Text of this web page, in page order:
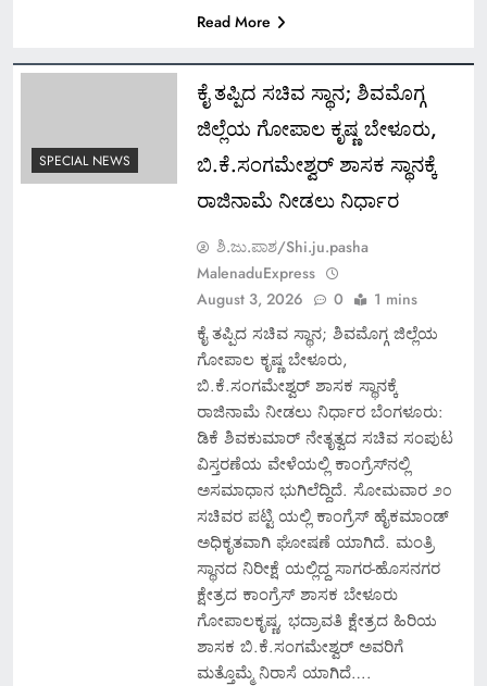
Read More
SPECIAL NEWS
ಕೈ ತಪ್ಪಿದ ಸಚಿವ ಸ್ಥಾನ; ಶಿವಮೊಗ್ಗ
ಜಿಲ್ಲೆಯ ಗೋಪಾಲ ಕೃಷ್ಣ ಬೇಳೂರು,
ಬಿ.ಕೆ.ಸಂಗಮೇಶ್ವರ್ ಶಾಸಕ ಸ್ಥಾನಕ್ಕೆ
ರಾಜಿನಾಮೆ ನೀಡಲು ನಿರ್ಧಾರ
ಶಿ.ಜು.ಪಾಶ/Shi.ju.pasha
MalenaduExpress
August 3, 2026
0 1 mins
ಕೈ ತಪ್ಪಿದ ಸಚಿವ ಸ್ಥಾನ; ಶಿವಮೊಗ್ಗ ಜಿಲ್ಲೆಯ
ಗೋಪಾಲ ಕೃಷ್ಣ ಬೇಳೂರು,
ಬಿ.ಕೆ.ಸಂಗಮೇಶ್ವರ್ ಶಾಸಕ ಸ್ಥಾನಕ್ಕೆ
ರಾಜಿನಾಮೆ ನೀಡಲು ನಿರ್ಧಾರ ಬೆಂಗಳೂರು:
ಡಿಕೆ ಶಿವಕುಮಾರ್ ನೇತೃತ್ವದ ಸಚಿವ ಸಂಪುಟ
ವಿಸ್ತರಣೆಯ ವೇಳೆಯಲ್ಲಿ ಕಾಂಗ್ರೆಸ್‌ನಲ್ಲಿ
ಅಸಮಾಧಾನ ಭುಗಿಲೆದ್ದಿದೆ. ಸೋಮವಾರ ೨೦
ಸಚಿವರ ಪಟ್ಟಿ ಯಲ್ಲಿ ಕಾಂಗ್ರೆಸ್ ಹೈಕಮಾಂಡ್
ಅಧಿಕೃತವಾಗಿ ಘೋಷಣೆ ಯಾಗಿದೆ. ಮಂತ್ರಿ
ಸ್ಥಾನದ ನಿರೀಕ್ಷೆ ಯಲ್ಲಿದ್ದ ಸಾಗರ-ಹೊಸನಗರ
ಕ್ಷೇತ್ರದ ಕಾಂಗ್ರೆಸ್ ಶಾಸಕ ಬೇಳೂರು
ಗೋಪಾಲಕೃಷ್ಣ, ಭದ್ರಾವತಿ ಕ್ಷೇತ್ರದ ಹಿರಿಯ
ಶಾಸಕ ಬಿ.ಕೆ.ಸಂಗಮೇಶ್ವರ್ ಅವರಿಗೆ
ಮತ್ತೊಮ್ಮೆ ನಿರಾಸೆ ಯಾಗಿದೆ….